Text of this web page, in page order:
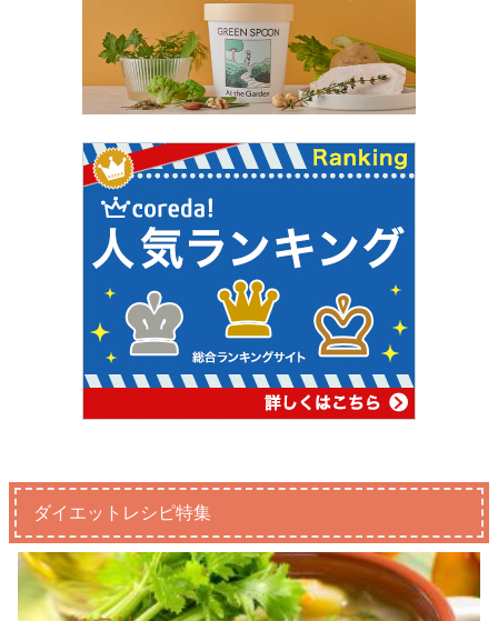
ダイエットレシピ特集